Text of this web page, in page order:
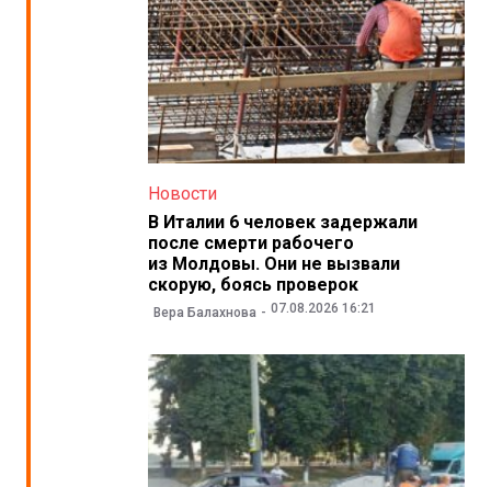
Новости
В Италии 6 человек задержали
после смерти рабочего
из Молдовы. Они не вызвали
скорую, боясь проверок
Вера Балахнова 07.08.2026 16:21